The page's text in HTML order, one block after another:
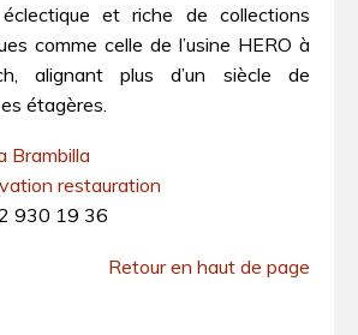
et riche de collections
comme celle de l’usine HERO à
alignant plus d’un siècle de
étagères.
Brambilla
restauration
930 19 36
Retour en haut de page